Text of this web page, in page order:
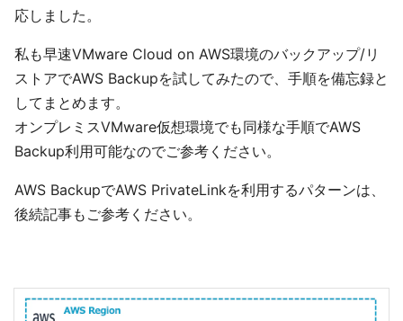
応しました。
私も早速VMware Cloud on AWS環境のバックアップ/リ
ストアでAWS Backupを試してみたので、手順を備忘録と
してまとめます。
オンプレミスVMware仮想環境でも同様な手順でAWS
Backup利用可能なのでご参考ください。
AWS BackupでAWS PrivateLinkを利用するパターンは、
後続記事もご参考ください。